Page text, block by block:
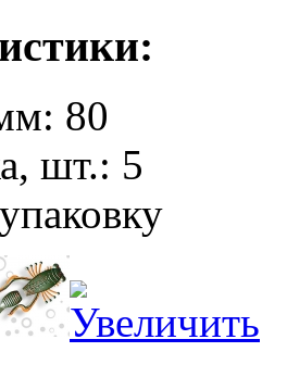
80
шт.: 5